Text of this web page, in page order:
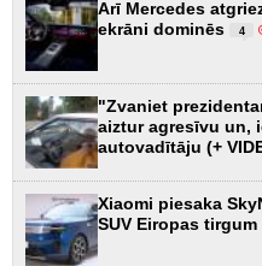
Arī Mercedes
ekrāni dominēs
4
"Zvaniet
aiztur agresīvu un,
autovadītāju (+
Xiaomi piesaka
SUV Eiropas tirgum